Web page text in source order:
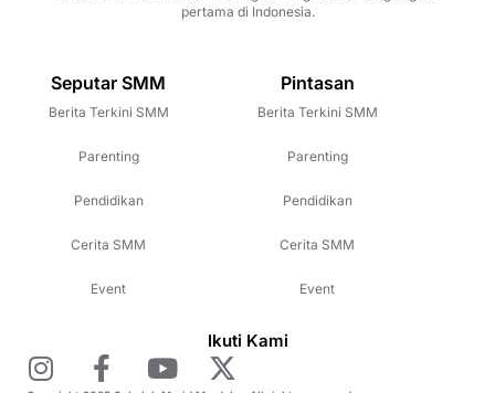
pertama di Indonesia.
Seputar SMM
Berita Terkini SMM
Parenting
Pendidikan
Cerita SMM
Event
Pintasan
Berita Terkini SMM
Parenting
Pendidikan
Cerita SMM
Event
Ikuti Kami